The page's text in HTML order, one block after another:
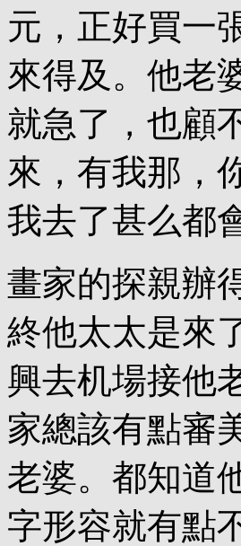
元，正好買一
來得及。他老
就急了，也顧
來，有我那，
我去了甚么都
畫家的探親辦
終他太太是來
興去机場接他
家總該有點審
老婆。都知道
字形容就有點